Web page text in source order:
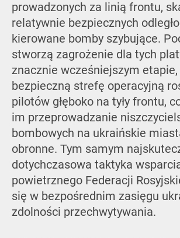
prowadzonych za linią frontu,
relatywnie bezpiecznych
kierowane bomby szybujące.
stworzą zagrożenie dla tych
znacznie wcześniejszym
bezpieczną strefę operacyjną
pilotów głęboko na tyły frontu,
im przeprowadzanie
bombowych na ukraińskie
obronne. Tym samym
dotychczasowa taktyka
powietrznego Federacji
się w bezpośrednim zasięgu
zdolności przechwytywania.